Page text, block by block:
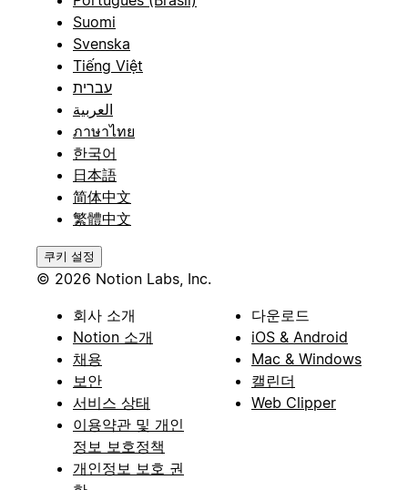
Suomi
Svenska
Tiếng Việt
עברית
العربية
ภาษาไทย
한국어
日本語
简体中文
繁體中文
쿠키 설정
© 2026 Notion Labs, Inc.
회사 소개
Notion 소개
채용
보안
서비스 상태
이용약관 및 개인
정보 보호정책
개인정보 보호 권
다운로드
iOS & Android
Mac & Windows
캘린더
Web Clipper